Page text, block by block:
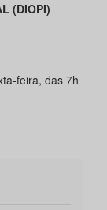
(DIOPI)
feira, das 7h